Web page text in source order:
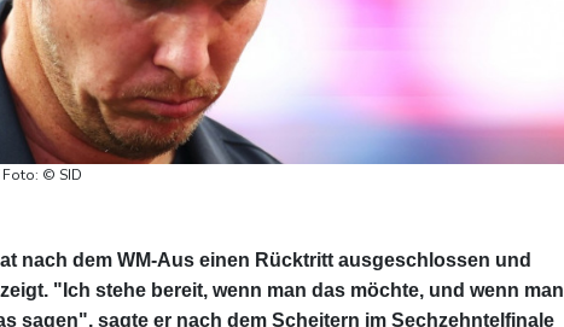
© SID
nach dem WM-Aus einen Rücktritt ausgeschlossen und
"Ich stehe bereit, wenn man das möchte, und wenn man
sagen", sagte er nach dem Scheitern im Sechzehntelfinale